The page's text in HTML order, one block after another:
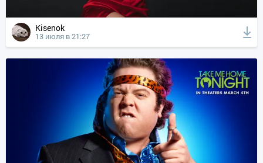
Kisenok
13 июля в 21:27